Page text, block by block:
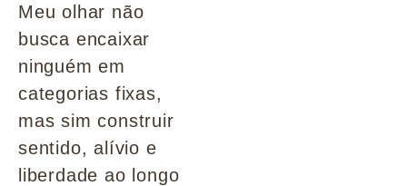
Meu olhar não
busca encaixar
ninguém em
categorias fixas,
mas sim construir
sentido, alívio e
liberdade ao longo